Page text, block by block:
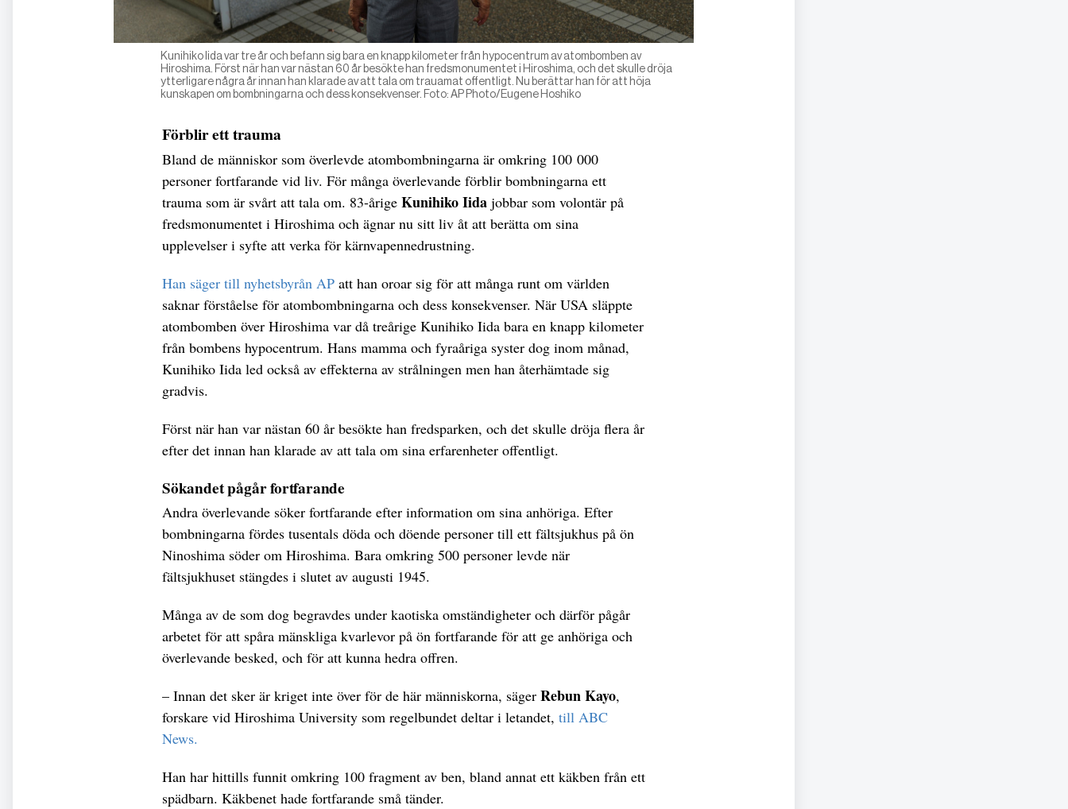
Kunihiko Iida var tre år och befann sig bara en knapp kilometer från hypocentrum av atombomben av
Hiroshima. Först när han var nästan 60 år besökte han fredsmonumentet i Hiroshima, och det skulle dröja
ytterligare några år innan han klarade av att tala om trauamat offentligt. Nu berättar han för att höja
kunskapen om bombningarna och dess konsekvenser. Foto: AP Photo/Eugene Hoshiko
Förblir ett trauma
Bland de människor som överlevde atombombningarna är omkring 100 000
personer fortfarande vid liv. För många överlevande förblir bombningarna ett
trauma som är svårt att tala om. 83-årige Kunihiko Iida jobbar som volontär på
fredsmonumentet i Hiroshima och ägnar nu sitt liv åt att berätta om sina
upplevelser i syfte att verka för kärnvapennedrustning.
Han säger till nyhetsbyrån AP att han oroar sig för att många runt om världen
saknar förståelse för atombombningarna och dess konsekvenser. När USA släppte
atombomben över Hiroshima var då treårige Kunihiko Iida bara en knapp kilometer
från bombens hypocentrum. Hans mamma och fyraåriga syster dog inom månad,
Kunihiko Iida led också av effekterna av strålningen men han återhämtade sig
gradvis.
Först när han var nästan 60 år besökte han fredsparken, och det skulle dröja flera år
efter det innan han klarade av att tala om sina erfarenheter offentligt.
Sökandet pågår fortfarande
Andra överlevande söker fortfarande efter information om sina anhöriga. Efter
bombningarna fördes tusentals döda och döende personer till ett fältsjukhus på ön
Ninoshima söder om Hiroshima. Bara omkring 500 personer levde när
fältsjukhuset stängdes i slutet av augusti 1945.
Många av de som dog begravdes under kaotiska omständigheter och därför pågår
arbetet för att spåra mänskliga kvarlevor på ön fortfarande för att ge anhöriga och
överlevande besked, och för att kunna hedra offren.
– Innan det sker är kriget inte över för de här människorna, säger Rebun Kayo,
forskare vid Hiroshima University som regelbundet deltar i letandet, till ABC
News.
Han har hittills funnit omkring 100 fragment av ben, bland annat ett käkben från ett
spädbarn. Käkbenet hade fortfarande små tänder.